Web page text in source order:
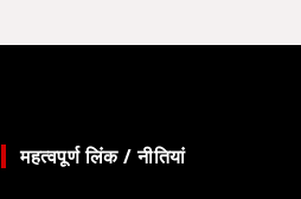
महत्वपूर्ण लिंक / नीतियां